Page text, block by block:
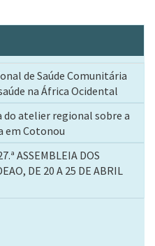
de Saúde Comunitária
na África Ocidental
do atelier regional sobre a
em Cotonou
ASSEMBLEIA DOS
DE 20 A 25 DE ABRIL